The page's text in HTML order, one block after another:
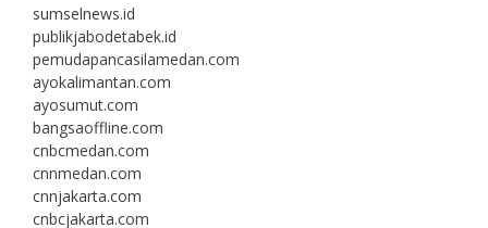
sumselnews.id
publikjabodetabek.id
pemudapancasilamedan.com
ayokalimantan.com
ayosumut.com
bangsaoffline.com
cnbcmedan.com
cnnmedan.com
cnnjakarta.com
cnbcjakarta.com